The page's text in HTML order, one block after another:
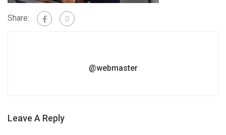
Share:
@webmaster
Leave A Reply